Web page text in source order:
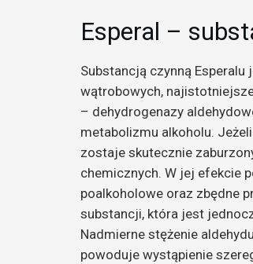
Esperal –
Substancją czynną
wątrobowych,
– dehydrogenazy
metabolizmu alkoholu.
zostaje skutecznie
chemicznych. W jej efekcie
poalkoholowe oraz zbędne
substancji, która jest
Nadmierne stężenie
powoduje wystąpienie